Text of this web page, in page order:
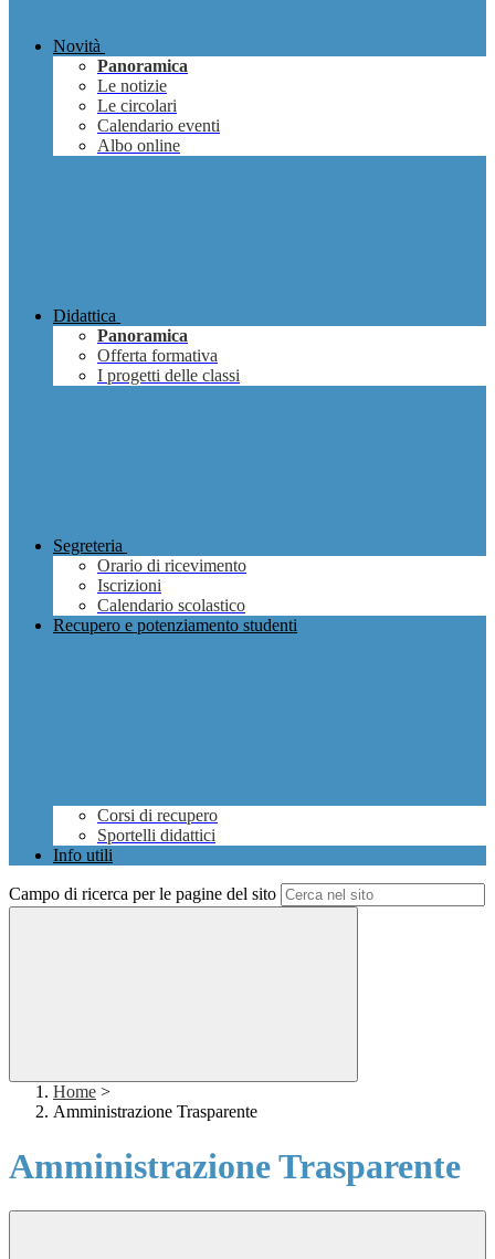
Novità
Panoramica
Le notizie
Le circolari
Calendario eventi
Albo online
Didattica
Panoramica
Offerta formativa
I progetti delle classi
Segreteria
Orario di ricevimento
Iscrizioni
Calendario scolastico
Recupero e potenziamento studenti
Corsi di recupero
Sportelli didattici
Info utili
Campo di ricerca per le pagine del sito
Home >
Amministrazione Trasparente
Amministrazione Trasparente